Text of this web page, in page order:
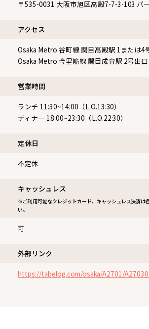
〒535-0031 大阪市旭区高殿7-7-3-103 パ
アクセス
Osaka Metro 谷町線 関目高殿駅 1または4
Osaka Metro 今里筋線 関目成育駅 2号出
営業時間
ランチ 11:30~14:00（L.O.13:30）
ディナー 18:00~23:30（L.O.22:30）
定休⽇
不定休
キャッシュレス
※ご利用可能なクレジットカード、キャッシュレス決済は
い。
可
外部リンク
https://tabelog.com/osaka/A2701/